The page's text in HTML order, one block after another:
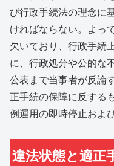
び行政手続法の理念に
ければならない。よっ
欠いており、行政手続
に、行政処分や公的な
公表まで当事者が反論
正手続の保障に反する
例運用の即時停止およ
違法状態と適正